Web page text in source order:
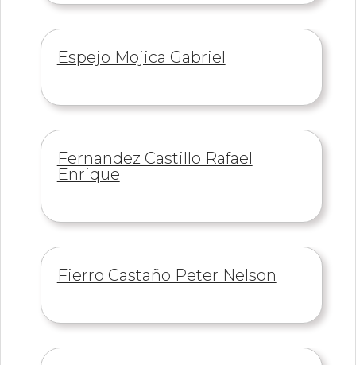
Información
Espejo Mojica Gabriel
Información
de
Fernandez Castillo Rafael
Enrique
Información
Fierro Castaño Peter Nelson